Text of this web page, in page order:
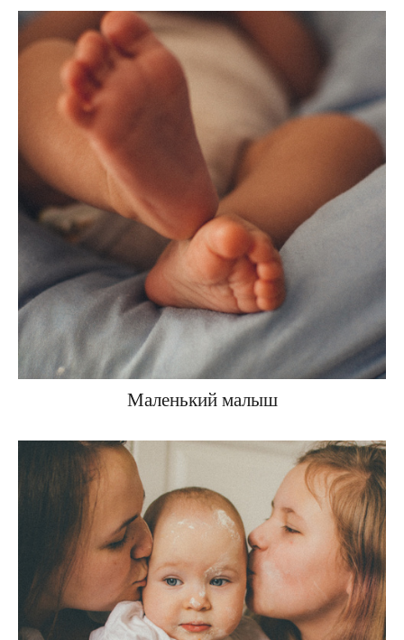
Маленький малыш